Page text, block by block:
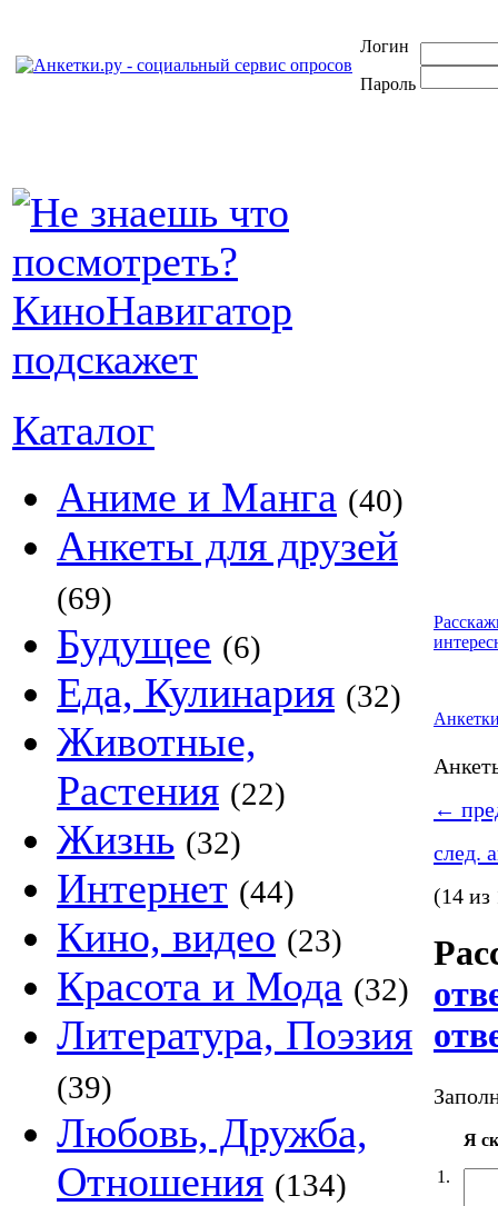
Логин
Пароль
Каталог
Аниме и Манга (40)
Анкеты для друзей
(69)
Будущее (6)
Еда, Кулинария (32)
Животные,
Растения (22)
Жизнь (32)
Интернет (44)
Кино, видео (23)
Красота и Мода (32)
Литература, Поэзия
(39)
Любовь, Дружба,
Отношения (134)
←
след.
(14 из
1.
Я